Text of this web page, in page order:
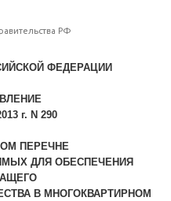
РФ
ФЕДЕРАЦИИ
г. N 290
ПЕРЕЧНЕ
ДЛЯ ОБЕСПЕЧЕНИЯ
В МНОГОКВАРТИРНОМ